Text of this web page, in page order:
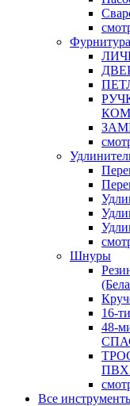
Фурнитура
Шнуры
16-
48-
ПВХ
Все